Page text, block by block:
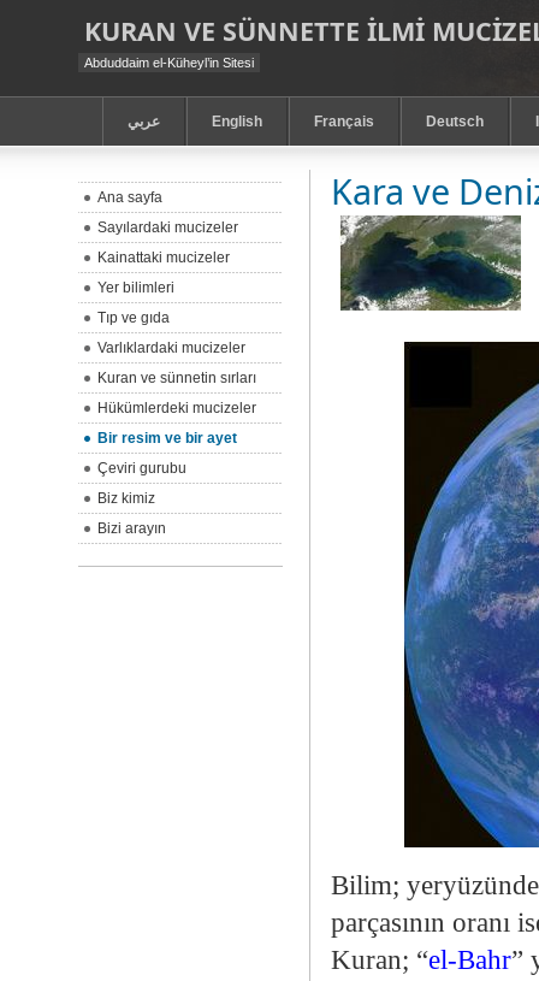
KURAN VE SÜNNETTE ILMI
Abduddaim el-Küheyl’in Sitesi
عربي English Français Deutsch
Kara ve
Bilim; yeryüzünde
parçasının
Kuran; “el-Bahr”
Ana sayfa
Sayılardaki mucizeler
Kainattaki mucizeler
Yer bilimleri
Tıp ve gıda
Varlıklardaki mucizeler
Kuran ve sünnetin sırları
Hükümlerdeki mucizeler
Bir resim ve bir ayet
Çeviri gurubu
Biz kimiz
Bizi arayın